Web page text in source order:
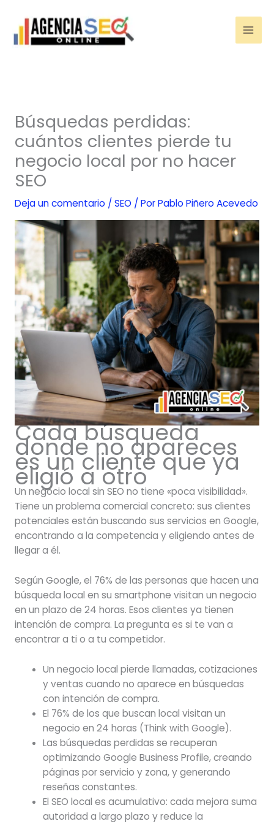
contenido
Búsquedas perdidas:
cuántos clientes pierde tu
negocio local por no hacer
SEO
Deja un comentario / SEO / PorPablo Piñero Acevedo
Cada búsqueda
donde no apareces
es un cliente que ya
eligió a otro
Un negocio local sin SEO no tiene «poca visibilidad».
Tiene un problema comercial concreto: sus clientes
potenciales están buscando sus servicios en Google,
encontrando a la competencia y eligiendo antes de
llegar a él.
Según Google, el 76% de las personas que hacen una
búsqueda local en su smartphone visitan un negocio
en un plazo de 24 horas. Esos clientes ya tienen
intención de compra. La pregunta es si te van a
encontrar a ti o a tu competidor.
Un negocio local pierde llamadas, cotizaciones
y ventas cuando no aparece en búsquedas
con intención de compra.
El 76% de los que buscan local visitan un
negocio en 24 horas (Think with Google).
Las búsquedas perdidas se recuperan
optimizando Google Business Profile, creando
páginas por servicio y zona, y generando
reseñas constantes.
El SEO local es acumulativo: cada mejora suma
autoridad a largo plazo y reduce la